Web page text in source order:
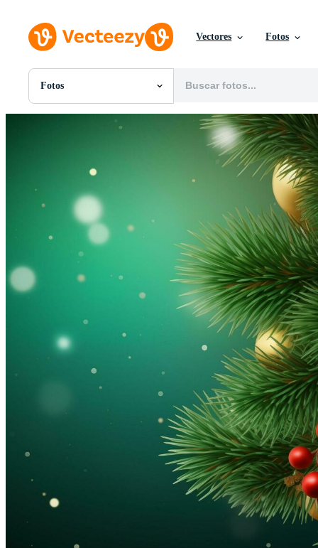
Vectores Fotos
Fotos
Todas Imágenes
Plantillas
Vectores
Videos
Gráficos en Movimiento
Imágenes Editoriales
Eventos Editoriales